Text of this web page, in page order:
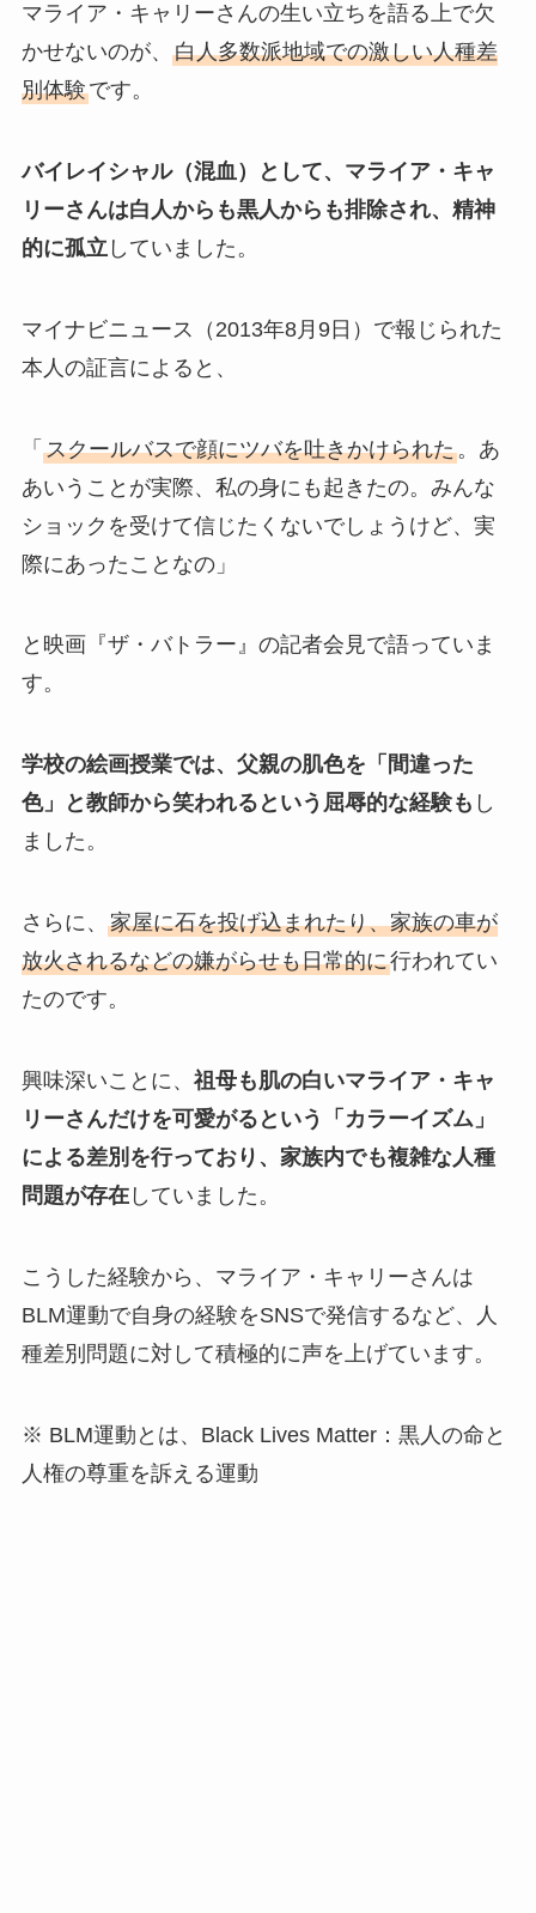
マライア・キャリーさんの生い立ちを語る上で欠
かせないのが、 白人多数派地域での激しい人種差
別体験です。
バイレイシャル（混血）として、マライア・キャ
リーさんは白人からも黒人からも排除され、精神
的に孤立 していました。
マイナビニュース（2013年8月9日）で報じられた
本人の証言によると、
「 スクールバスで顔にツバを吐きかけられた。あ
あいうことが実際、私の身にも起きたの。みんな
ショックを受けて信じたくないでしょうけど、実
際にあったことなの」
と映画『ザ・バトラー』の記者会見で語っていま
す。
学校の絵画授業では、父親の肌色を「間違った
色」と教師から笑われるという屈辱的な経験も し
ました。
さらに、 家屋に石を投げ込まれたり、家族の車が
放火されるなどの嫌がらせも日常的に行われてい
たのです。
興味深いことに、 祖母も肌の白いマライア・キャ
リーさんだけを可愛がるという「カラーイズム」
による差別を行っており、家族内でも複雑な人種
問題が存在していました。
こうした経験から、マライア・キャリーさんは
BLM運動で自身の経験をSNSで発信するなど、人
種差別問題に対して積極的に声を上げています。
※ BLM運動とは、Black Lives Matter：黒人の命と
人権の尊重を訴える運動